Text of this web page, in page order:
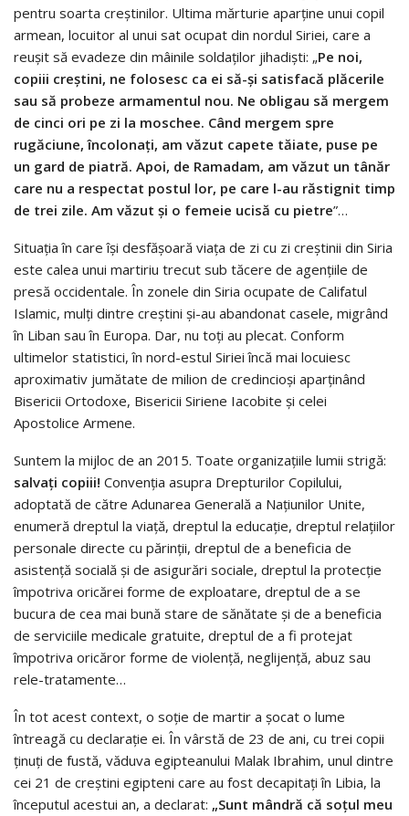
pentru soarta creștinilor. Ultima mărturie aparține unui copil
armean, locuitor al unui sat ocupat din nordul Siriei, care a
reușit să evadeze din mâinile soldaților jihadiști: „Pe noi,
copiii creștini, ne folosesc ca ei să-și satisfacă plăcerile
sau să probeze armamentul nou. Ne obligau să mergem
de cinci ori pe zi la moschee. Când mergem spre
rugăciune, încolonați, am văzut capete tăiate, puse pe
un gard de piatră. Apoi, de Ramadam, am văzut un tânăr
care nu a respectat postul lor, pe care l-au răstignit timp
de trei zile. Am văzut și o femeie ucisă cu pietre”…
Situația în care își desfășoară viața de zi cu zi creștinii din Siria
este calea unui martiriu trecut sub tăcere de agențiile de
presă occidentale. În zonele din Siria ocupate de Califatul
Islamic, mulți dintre creștini și-au abandonat casele, migrând
în Liban sau în Europa. Dar, nu toți au plecat. Conform
ultimelor statistici, în nord-estul Siriei încă mai locuiesc
aproximativ jumătate de milion de credincioși aparținând
Bisericii Ortodoxe, Bisericii Siriene Iacobite și celei
Apostolice Armene.
Suntem la mijloc de an 2015. Toate organizaţiile lumii strigă:
salvaţi copiii! Convenţia asupra Drepturilor Copilului,
adoptată de către Adunarea Generală a Naţiunilor Unite,
enumeră dreptul la viaţă, dreptul la educaţie, dreptul relaţiilor
personale directe cu părinţii, dreptul de a beneficia de
asistenţă socială şi de asigurări sociale, dreptul la protecţie
împotriva oricărei forme de exploatare, dreptul de a se
bucura de cea mai bună stare de sănătate şi de a beneficia
de serviciile medicale gratuite, dreptul de a fi protejat
împotriva oricăror forme de violență, neglijență, abuz sau
rele-tratamente…
În tot acest context, o soție de martir a șocat o lume
întreagă cu declarație ei. În vârstă de 23 de ani, cu trei copii
ținuți de fustă, văduva egipteanului Malak Ibrahim, unul dintre
cei 21 de creștini egipteni care au fost decapitați în Libia, la
începutul acestui an, a declarat: „Sunt mândră că soțul meu